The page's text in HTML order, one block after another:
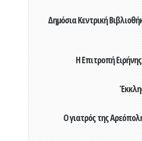
Δημόσια Κεντρική
Η Επιτροπή
Ο γιατρός της